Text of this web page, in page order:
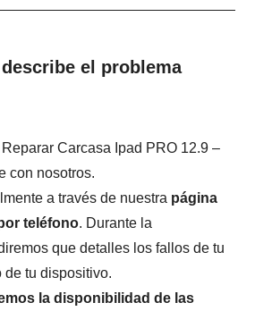
el problema
Carcasa Ipad PRO 12.9 –
con nosotros.
a través de nuestra página
teléfono. Durante la
que detalles los fallos de tu
de tu dispositivo.
la disponibilidad de las